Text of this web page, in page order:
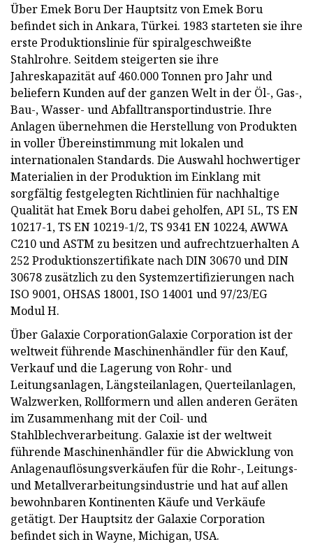
Über Emek Boru Der Hauptsitz von Emek Boru
befindet sich in Ankara, Türkei. 1983 starteten sie ihre
erste Produktionslinie für spiralgeschweißte
Stahlrohre. Seitdem steigerten sie ihre
Jahreskapazität auf 460.000 Tonnen pro Jahr und
beliefern Kunden auf der ganzen Welt in der Öl-, Gas-,
Bau-, Wasser- und Abfalltransportindustrie. Ihre
Anlagen übernehmen die Herstellung von Produkten
in voller Übereinstimmung mit lokalen und
internationalen Standards. Die Auswahl hochwertiger
Materialien in der Produktion im Einklang mit
sorgfältig festgelegten Richtlinien für nachhaltige
Qualität hat Emek Boru dabei geholfen, API 5L, TS EN
10217-1, TS EN 10219-1/2, TS 9341 EN 10224, AWWA
C210 und ASTM zu besitzen und aufrechtzuerhalten A
252 Produktionszertifikate nach DIN 30670 und DIN
30678 zusätzlich zu den Systemzertifizierungen nach
ISO 9001, OHSAS 18001, ISO 14001 und 97/23/EG
Modul H.
Über Galaxie CorporationGalaxie Corporation ist der
weltweit führende Maschinenhändler für den Kauf,
Verkauf und die Lagerung von Rohr- und
Leitungsanlagen, Längsteilanlagen, Querteilanlagen,
Walzwerken, Rollformern und allen anderen Geräten
im Zusammenhang mit der Coil- und
Stahlblechverarbeitung. Galaxie ist der weltweit
führende Maschinenhändler für die Abwicklung von
Anlagenauflösungsverkäufen für die Rohr-, Leitungs-
und Metallverarbeitungsindustrie und hat auf allen
bewohnbaren Kontinenten Käufe und Verkäufe
getätigt. Der Hauptsitz der Galaxie Corporation
befindet sich in Wayne, Michigan, USA.